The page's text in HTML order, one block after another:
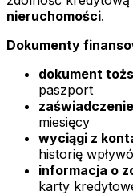
nieruchomości.
Dokumenty
dokument
paszport
miesięcy
wyciągi z
historię
informacja o
karty